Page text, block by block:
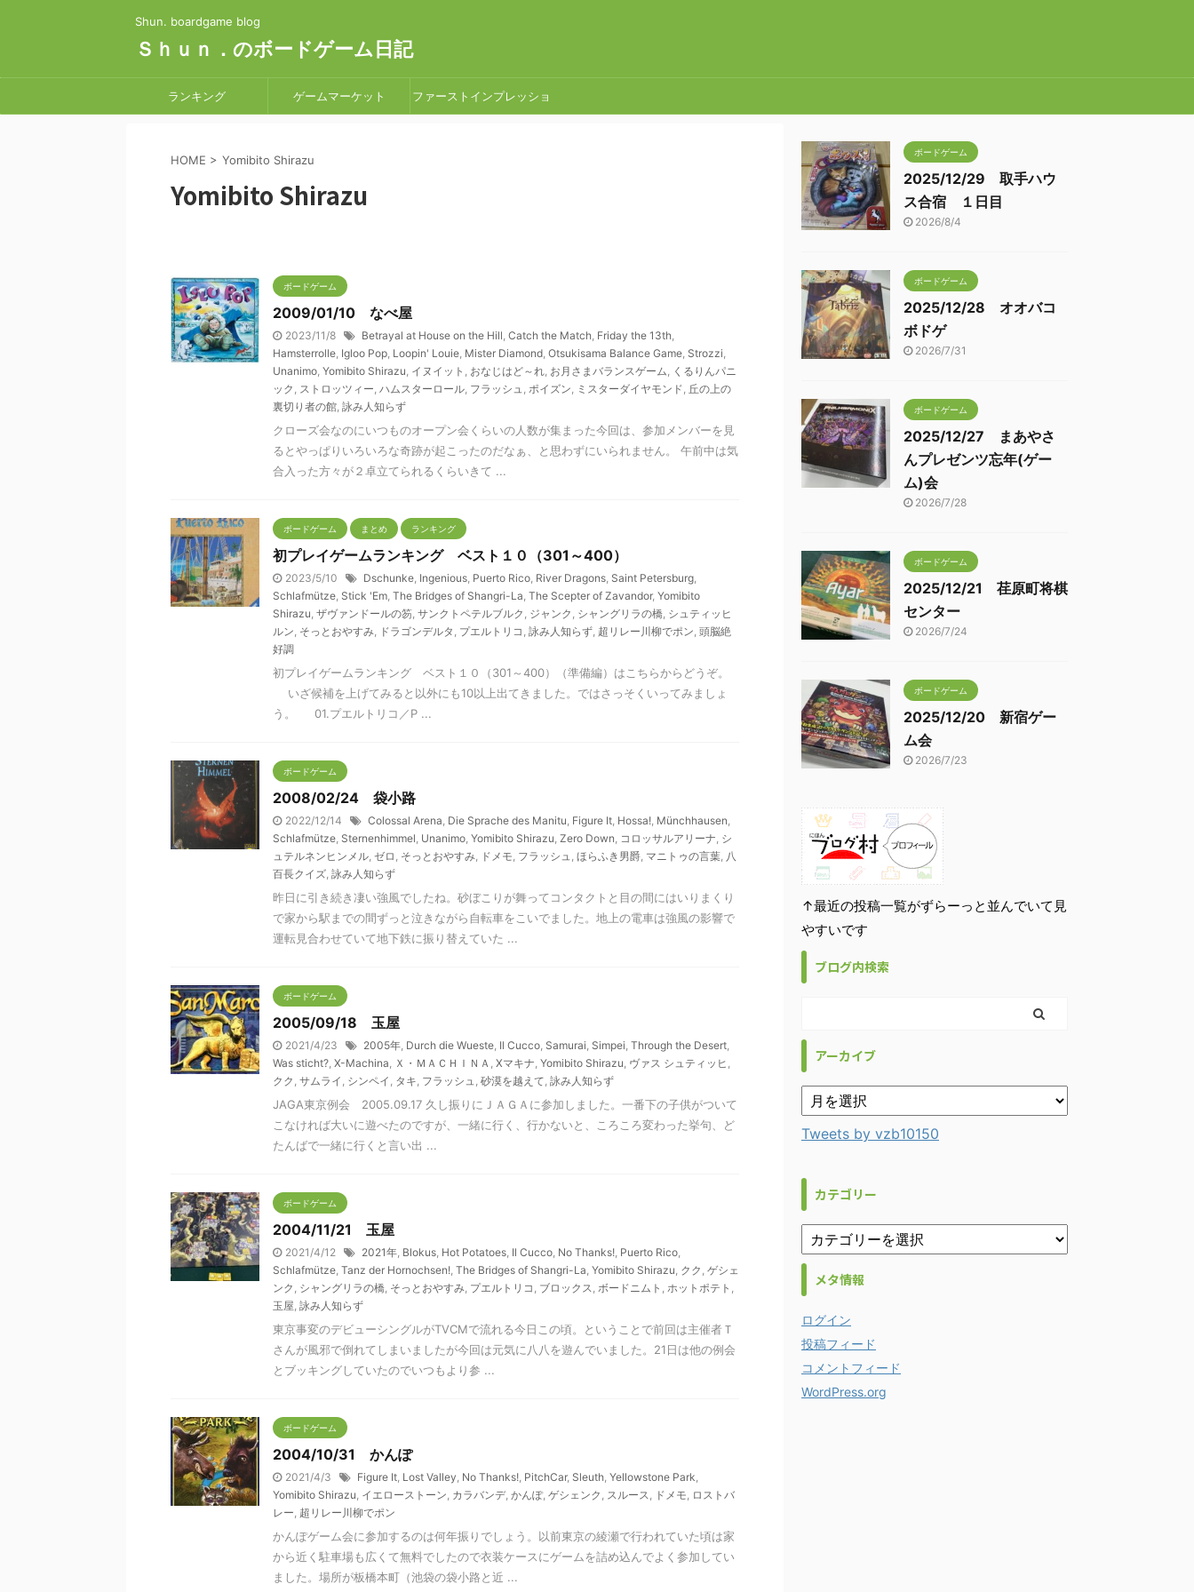
Shun. boardgame blog
Ｓｈｕｎ．のボードゲーム日記
ランキング ゲームマーケット ファーストインプレッショ
HOME > Yomibito Shirazu
Yomibito Shirazu
ボードゲーム
2009/01/10 なべ屋
2023/11/8 Betrayal at House on the Hill, Catch the Match, Friday the 13th,
Hamsterrolle, Igloo Pop, Loopin' Louie, Mister Diamond, Otsukisama Balance Game, Strozzi,
Unanimo, Yomibito Shirazu, イヌイット , おなじはど～れ, お月さまバランスゲーム, くるりんパニ
ック , ストロッツィー, ハムスターロール, フラッシュ , ポイズン, ミスターダイヤモンド, 丘の上の
裏切り者の館, 詠み人知らず
クローズ会なのにいつものオープン会くらいの人数が集まった今回は、参加メンバーを見
るとやっぱりいろいろな奇跡が起こったのだなぁ、と思わずにいられません。 午前中は気
合入った方々が２卓立てられるくらいきて ...
ボードゲーム まとめ ランキング
初プレイゲームランキング ベスト１０（301～400）
2023/5/10 Dschunke, Ingenious, Puerto Rico, River Dragons, Saint Petersburg,
Schlafmütze, Stick 'Em, The Bridges of Shangri-La, The Scepter of Zavandor, Yomibito
Shirazu, ザヴァンドールの笏, サンクトペテルブルク , ジャンク , シャングリラの橋, シュティッヒ
ルン, そっとおやすみ, ドラゴンデルタ , プエルトリコ , 詠み人知らず, 超リレー川柳でポン, 頭脳絶
好調
初プレイゲームランキング ベスト１０（301～400）（準備編）はこちらからどうぞ。
いざ候補を上げてみると以外にも10以上出てきました。ではさっそくいってみましょ
う。 01.プエルトリコ／P ...
ボードゲーム
2008/02/24 袋小路
2022/12/14 Colossal Arena, Die Sprache des Manitu, Figure It, Hossa!, Münchhausen,
Schlafmütze, Sternenhimmel, Unanimo, Yomibito Shirazu, Zero Down, コロッサルアリーナ, シ
ュテルネンヒンメル, ゼロ , そっとおやすみ, ドメモ, フラッシュ , ほらふき男爵, マニトゥの言葉, 八
百長クイズ, 詠み人知らず
昨日に引き続き凄い強風でしたね。砂ぼこりが舞ってコンタクトと目の間にはいりまくり
で家から駅までの間ずっと泣きながら自転車をこいでました。地上の電車は強風の影響で
運転見合わせていて地下鉄に振り替えていた ...
ボードゲーム
2005/09/18 玉屋
2021/4/23 2005年, Durch die Wueste, Il Cucco, Samurai, Simpei, Through the Desert,
Was sticht?, X-Machina, Ｘ・ＭＡＣＨＩＮＡ , Xマキナ, Yomibito Shirazu, ヴァス シュティッヒ ,
クク , サムライ , シンペイ , タキ, フラッシュ , 砂漠を越えて, 詠み人知らず
JAGA東京例会 2005.09.17 久し振りにＪＡＧＡに参加しました。一番下の子供がついて
こなければ大いに遊べたのですが、一緒に行く、行かないと、ころころ変わった挙句、ど
たんばで一緒に行くと言い出 ...
ボードゲーム
2004/11/21 玉屋
2021/4/12 2021年, Blokus, Hot Potatoes, Il Cucco, No Thanks!, Puerto Rico,
Schlafmütze, Tanz der Hornochsen!, The Bridges of Shangri-La, Yomibito Shirazu, クク , ゲシェ
ンク , シャングリラの橋, そっとおやすみ, プエルトリコ , ブロックス, ボードニムト , ホットポテト ,
玉屋, 詠み人知らず
東京事変のデビューシングルがTVCMで流れる今日この頃。ということで前回は主催者Ｔ
さんが風邪で倒れてしまいましたが今回は元気に八八を遊んでいました。21日は他の例会
とブッキングしていたのでいつもより参 ...
ボードゲーム
2004/10/31 かんぽ
2021/4/3 Figure It, Lost Valley, No Thanks!, PitchCar, Sleuth, Yellowstone Park,
Yomibito Shirazu, イエローストーン, カラバンデ, かんぽ, ゲシェンク , スルース, ドメモ, ロストバ
レー, 超リレー川柳でポン
かんぽゲーム会に参加するのは何年振りでしょう。以前東京の綾瀬で行われていた頃は家
から近く駐車場も広くて無料でしたので衣装ケースにゲームを詰め込んでよく参加してい
ました。場所が板橋本町（池袋の袋小路と近 ...
ボードゲーム
2025/12/29 取手ハウ
ス合宿 １日目
2026/8/4
ボードゲーム
2025/12/28 オオバコ
ボドゲ
2026/7/31
ボードゲーム
2025/12/27 まあやさ
んプレゼンツ忘年(ゲー
ム)会
2026/7/28
ボードゲーム
2025/12/21 荏原町将棋
センター
2026/7/24
ボードゲーム
2025/12/20 新宿ゲー
ム会
2026/7/23
↑最近の投稿一覧がずらーっと並んでいて見
やすいです
ブログ内検索
アーカイブ
Tweets by vzb10150
カテゴリー
メタ情報
ログイン
投稿フィード
コメントフィード
WordPress.org